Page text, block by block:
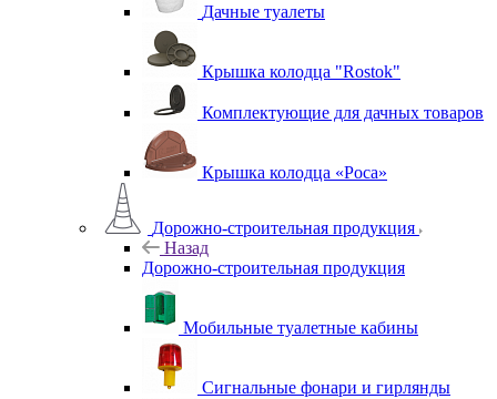
Дачные туалеты
Крышка колодца "Rostok"
Комплектующие для дачных товаров
Крышка колодца «Роса»
Дорожно-строительная продукция
Назад
Дорожно-строительная продукция
Мобильные туалетные кабины
Сигнальные фонари и гирлянды